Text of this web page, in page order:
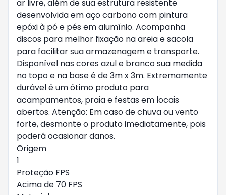
ar livre, além de sua estrutura resistente
desenvolvida em aço carbono com pintura
epóxi à pó e pés em alumínio. Acompanha
discos para melhor fixação na areia e sacola
para facilitar sua armazenagem e transporte.
Disponível nas cores azul e branco sua medida
no topo e na base é de 3m x 3m. Extremamente
durável é um ótimo produto para
acampamentos, praia e festas em locais
abertos. Atenção: Em caso de chuva ou vento
forte, desmonte o produto imediatamente, pois
poderá ocasionar danos.
Origem
1
Proteção FPS
Acima de 70 FPS